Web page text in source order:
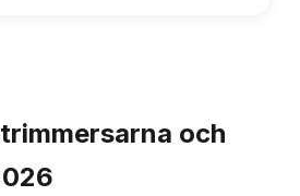
och